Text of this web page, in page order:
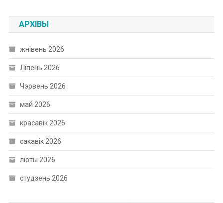
АРХІВЫ
жнівень 2026
Ліпень 2026
Чэрвень 2026
май 2026
красавік 2026
сакавік 2026
люты 2026
студзень 2026